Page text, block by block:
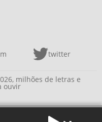
twitter
milhões de letras e
ouvir